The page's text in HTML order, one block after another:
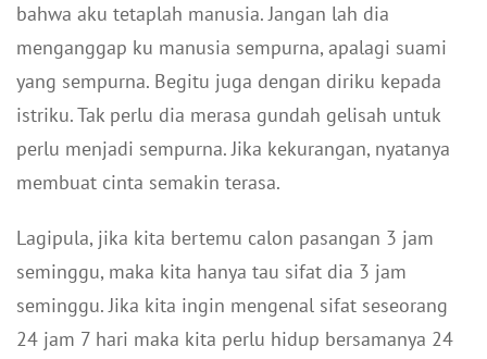
bahwa aku tetaplah manusia. Jangan lah dia
menganggap ku manusia sempurna, apalagi suami
yang sempurna. Begitu juga dengan diriku kepada
istriku. Tak perlu dia merasa gundah gelisah untuk
perlu menjadi sempurna. Jika kekurangan, nyatanya
membuat cinta semakin terasa.
Lagipula, jika kita bertemu calon pasangan 3 jam
seminggu, maka kita hanya tau sifat dia 3 jam
seminggu. Jika kita ingin mengenal sifat seseorang
24 jam 7 hari maka kita perlu hidup bersamanya 24